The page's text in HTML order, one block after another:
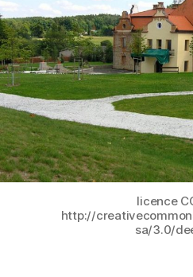
licence
http://
sa/3.0/